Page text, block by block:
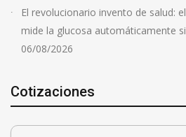
El revolucionario invento de salud:
mide la glucosa automáticamente
06/08/2026
Cotizaciones